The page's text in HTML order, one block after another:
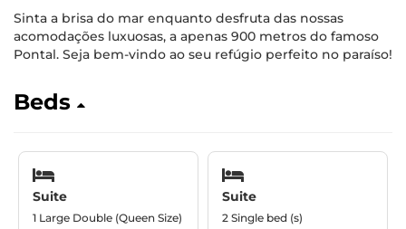
Sinta a brisa do mar enquanto desfruta das nossas
acomodações luxuosas, a apenas 900 metros do famoso
Pontal. Seja bem-vindo ao seu refúgio perfeito no paraíso!
Beds
Suite
1 Large Double (Queen Size)
Suite
2 Single bed (s)